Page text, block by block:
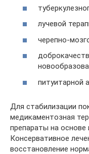
лучевой
черепно-
питуитарной
Для стабилизации
медикаментозная
препараты на основе
Консервативное
восстановление